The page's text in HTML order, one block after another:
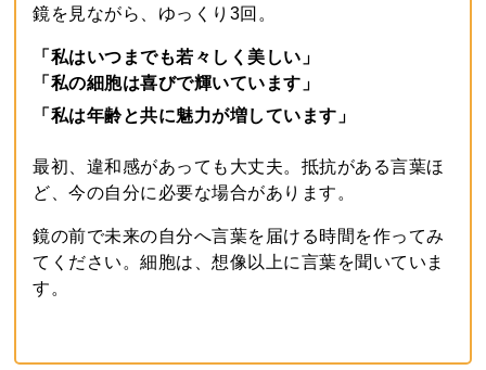
鏡を見ながら、ゆっくり3回。
「私はいつまでも若々しく美しい」
「私の細胞は喜びで輝いています」
「私は年齢と共に魅力が増しています」
最初、違和感があっても大丈夫。抵抗がある言葉ほ
ど、今の自分に必要な場合があります。
鏡の前で未来の自分へ言葉を届ける時間を作ってみ
てください。細胞は、想像以上に言葉を聞いていま
す。